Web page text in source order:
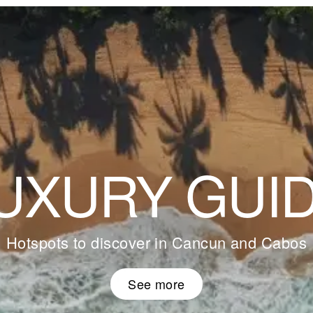
Hotspots to discover in Cancun and Cabos
See more